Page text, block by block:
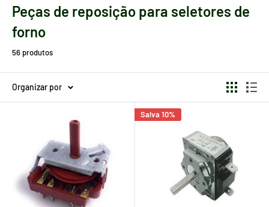
Peças de reposição para seletores de
forno
56 produtos
Organizar por
Salva 10%